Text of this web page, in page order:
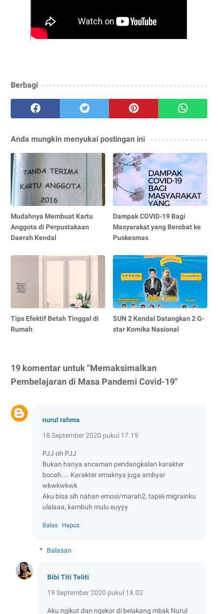
Berbagi
Anda mungkin menyukai postingan ini
Mudahnya Membuat Kartu
Anggota di Perpustakaan
Daerah Kendal
Dampak COVID-19 Bagi
Masyarakat yang Berobat ke
Puskesmas
Tips Efektif Betah Tinggal di
Rumah
SUN 2 Kendal Datangkan 2 G-
star Komika Nasional
19 komentar untuk "Memaksimalkan
Pembelajaran di Masa Pandemi Covid-19"
nurul rahma
18 September 2020 pukul 17.19
PJJ oh PJJ
Bukan hanya ancaman pendangkalan karakter
bocah.... Karakter emaknya juga ambyar
wkwkwkwk
Aku bisa sih nahan emosi/marah2, tapiiii migrainku
ulalaaa, kambuh mulu euyyy
Balas Hapus
Balasan
Bibi Titi Teliti
19 September 2020 pukul 18.02
Aku ngikut dan ngekor di belakang mbak Nurul